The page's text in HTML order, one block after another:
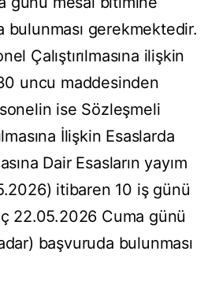
bulunması gerekmektedir.
Çalıştırılmasına ilişkin
uncu maddesinden
ise Sözleşmeli
İlişkin Esaslarda
Dair Esasların yayım
itibaren 10 iş günü
22.05.2026 Cuma günü
başvuruda bulunması